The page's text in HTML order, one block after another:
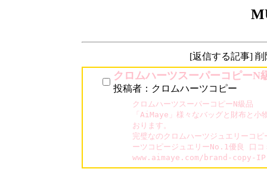
[返信する記事]
クロムハーツスーパーコピーN
投稿者：クロムハーツコピー
クロムハーツスーパーコピーN級品
「AiMaye」様々なバッグと財布と小
おります。
完璧なのクロムハーツジュエリーコ
ーツコピージュエリーNo.1優良 口コ
www.aimaye.com/brand-copy-